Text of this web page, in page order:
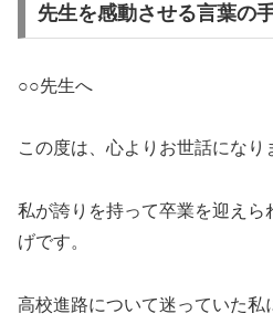
先生を感動させる言葉の
○○先生へ
この度は、心よりお世話になり
私が誇りを持って卒業を迎え
げです。
高校進路について迷っていた